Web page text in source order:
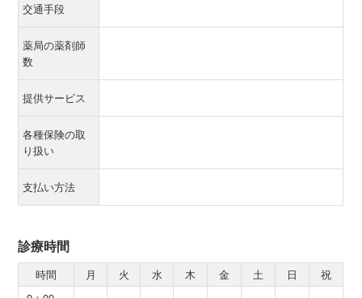
交通手段
薬局の薬剤師
数
提供サービス
各種保険の取
り扱い
支払い方法
診療時間
時間 月 火 水 木 金 土 日
祝